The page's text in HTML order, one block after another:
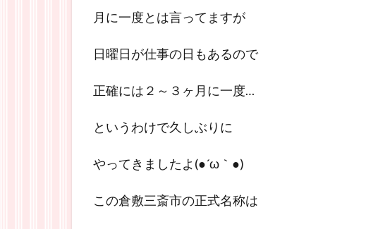
月に一度とは言ってますが
日曜日が仕事の日もあるので
正確には２～３ヶ月に一度…
というわけで久しぶりに
やってきましたよ(●´ω｀●)
この倉敷三斎市の正式名称は